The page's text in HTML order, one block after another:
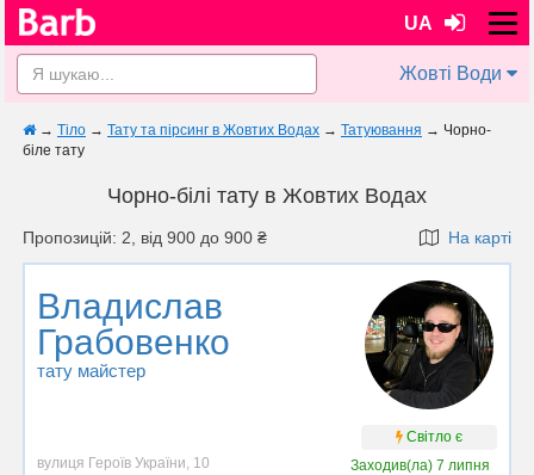
UA
Жовті Води
→ Тіло → Тату та пірсинг в Жовтих Водах → Татуювання → Чорно-
біле тату
Чорно-білі тату в Жовтих Водах
Пропозицій: 2, від 900 до 900 ₴ На карті
Владислав
Грабовенко
тату майстер
Світло є
вулиця Героїв України, 10
Заходив(ла)7 липня